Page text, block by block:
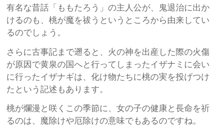
有名な昔話「ももたろう」の主人公が、鬼退治に出か
けるのも、桃が魔を祓うというところから由来してい
るのでしょう。
さらに古事記まで遡ると、火の神を出産した際の火傷
が原因で黄泉の国へと行ってしまったイザナミに会い
に行ったイザナギは、化け物たちに桃の実を投げつけ
たという記述もあります。
桃が爛漫と咲くこの季節に、女の子の健康と長命を祈
るのは、魔除けや厄除けの意味でもあるのですね。